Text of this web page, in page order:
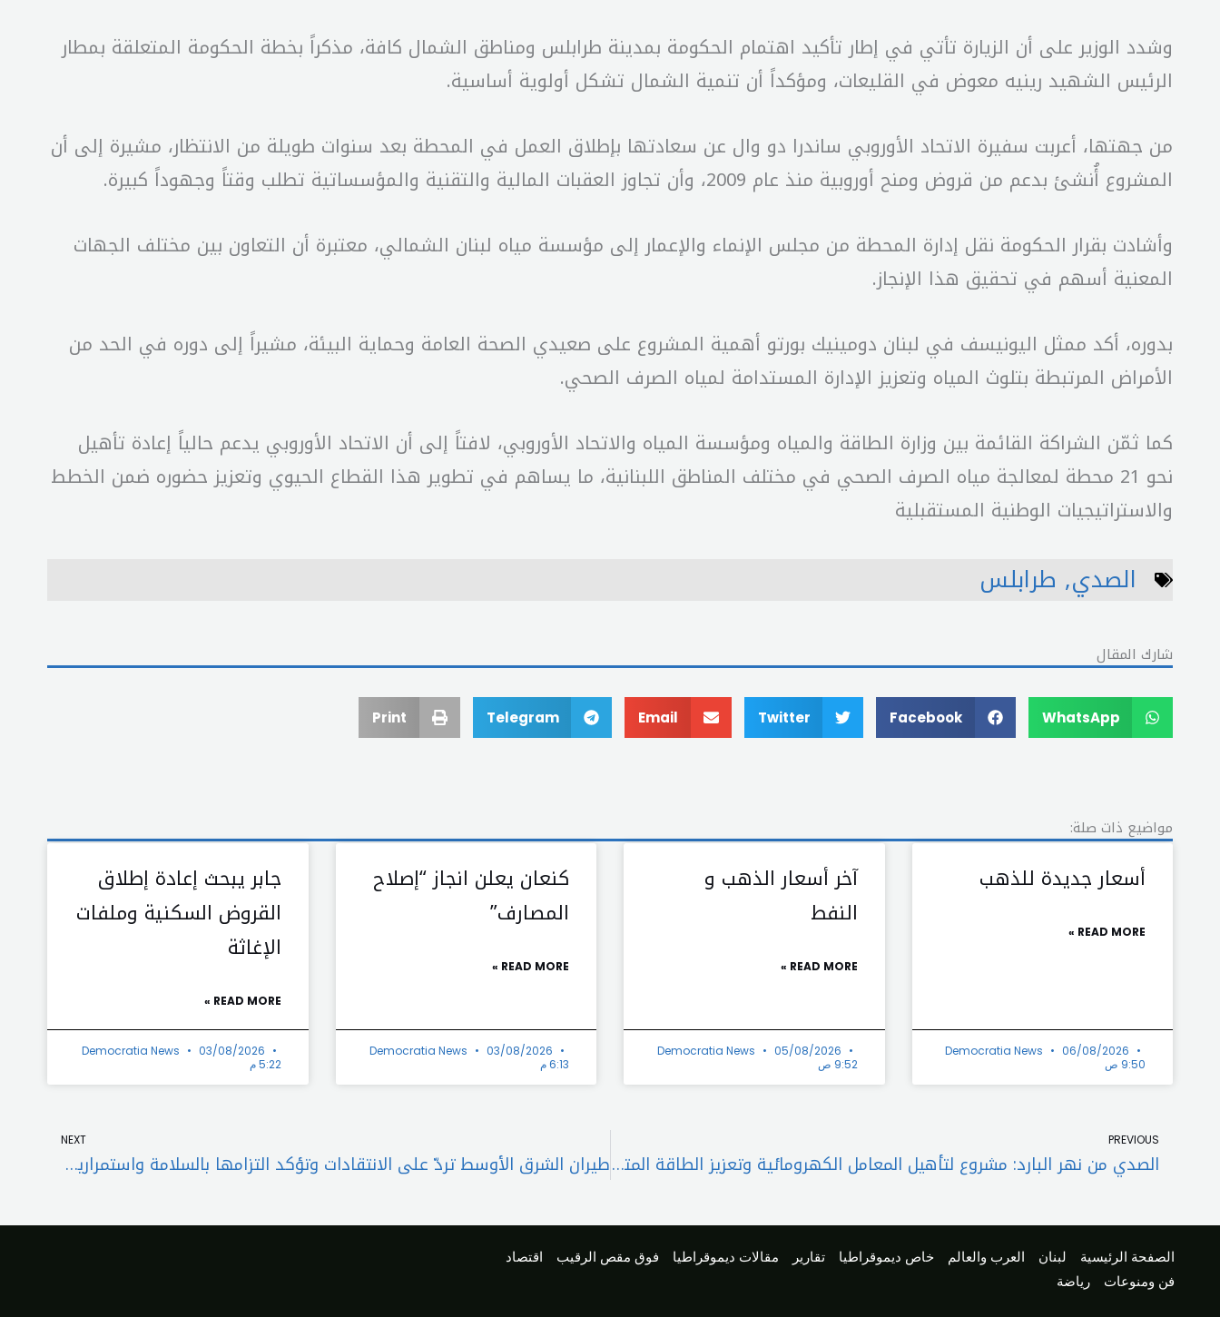
وشدد الوزير على أن الزيارة تأتي في إطار تأكيد اهتمام الحكومة بمدينة طرابلس ومناطق الشمال كافة، مذكراً بخطة الحكومة المتعلقة بمطار
الرئيس الشهيد رينيه معوض في القليعات، ومؤكداً أن تنمية الشمال تشكل أولوية أساسية.
من جهتها، أعربت سفيرة الاتحاد الأوروبي ساندرا دو وال عن سعادتها بإطلاق العمل في المحطة بعد سنوات طويلة من الانتظار، مشيرة إلى أن
المشروع أُنشئ بدعم من قروض ومنح أوروبية منذ عام 2009، وأن تجاوز العقبات المالية والتقنية والمؤسساتية تطلب وقتاً وجهوداً كبيرة.
وأشادت بقرار الحكومة نقل إدارة المحطة من مجلس الإنماء والإعمار إلى مؤسسة مياه لبنان الشمالي، معتبرة أن التعاون بين مختلف الجهات
المعنية أسهم في تحقيق هذا الإنجاز.
بدوره، أكد ممثل اليونيسف في لبنان دومينيك بورتو أهمية المشروع على صعيدي الصحة العامة وحماية البيئة، مشيراً إلى دوره في الحد من
الأمراض المرتبطة بتلوث المياه وتعزيز الإدارة المستدامة لمياه الصرف الصحي.
كما ثمّن الشراكة القائمة بين وزارة الطاقة والمياه ومؤسسة المياه والاتحاد الأوروبي، لافتاً إلى أن الاتحاد الأوروبي يدعم حالياً إعادة تأهيل
نحو 21 محطة لمعالجة مياه الصرف الصحي في مختلف المناطق اللبنانية، ما يساهم في تطوير هذا القطاع الحيوي وتعزيز حضوره ضمن الخطط
والاستراتيجيات الوطنية المستقبلية
الصدي, طرابلس
شارك المقال
WhatsApp
Facebook
Twitter
Email
Telegram
Print
مواضيع ذات صلة:
أسعار جديدة للذهب
READ MORE »
Democratia News
06/08/2026
9:50 ص
آخر أسعار الذهب و
النفط
READ MORE »
Democratia News
05/08/2026
9:52 ص
كنعان يعلن انجاز “إصلاح
المصارف”
READ MORE »
Democratia News
03/08/2026
6:13 م
جابر يبحث إعادة إطلاق
القروض السكنية وملفات
الإغاثة
READ MORE »
Democratia News
03/08/2026
5:22 م
PREVIOUS
الصدي من نهر البارد: مشروع لتأهيل المعامل الكهرومائية وتعزيز الطاقة المتجددة في الشمال
NEXT
طيران الشرق الأوسط تردّ على الانتقادات وتؤكد التزامها بالسلامة واستمرارية التشغيل
الصفحة الرئيسية لبنان العرب والعالم خاص ديموقراطيا تقارير مقالات ديموقراطيا فوق مقص الرقيب
اقتصاد
فن ومنوعات
رياضة